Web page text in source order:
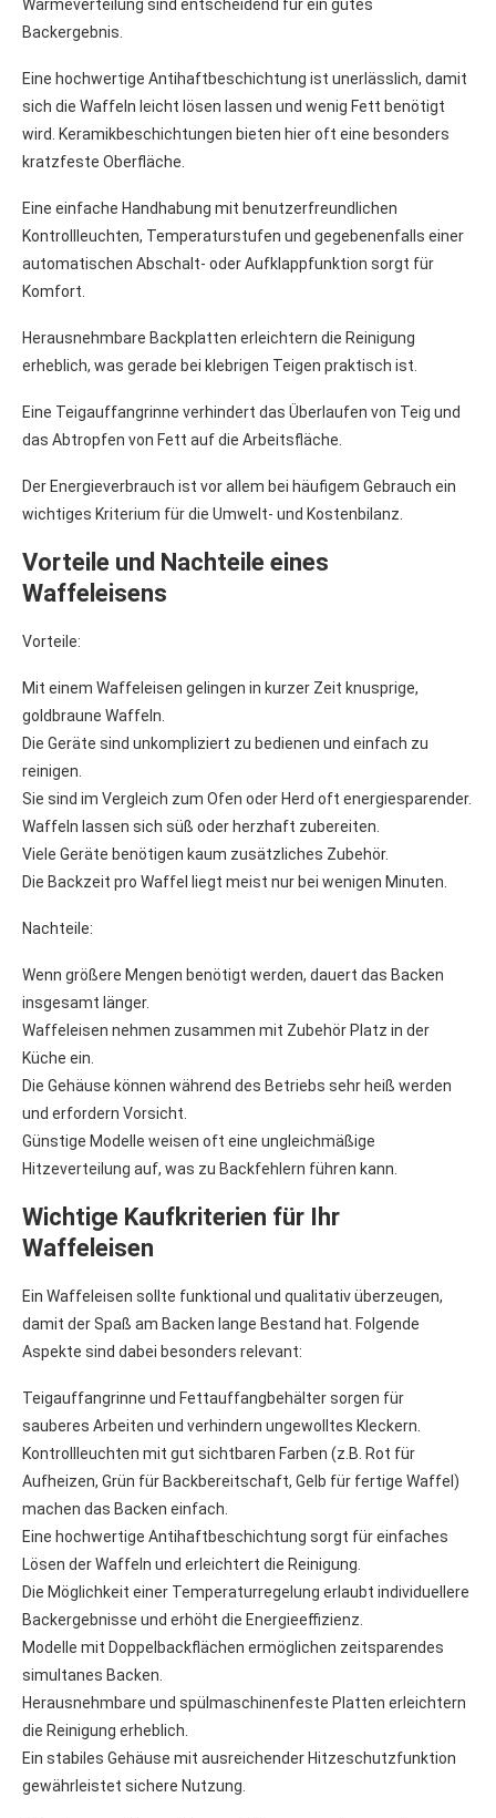
Wärmeverteilung sind entscheidend für ein gutes
Backergebnis.
Eine hochwertige Antihaftbeschichtung ist unerlässlich, damit
sich die Waffeln leicht lösen lassen und wenig Fett benötigt
wird. Keramikbeschichtungen bieten hier oft eine besonders
kratzfeste Oberfläche.
Eine einfache Handhabung mit benutzerfreundlichen
Kontrollleuchten, Temperaturstufen und gegebenenfalls einer
automatischen Abschalt- oder Aufklappfunktion sorgt für
Komfort.
Herausnehmbare Backplatten erleichtern die Reinigung
erheblich, was gerade bei klebrigen Teigen praktisch ist.
Eine Teigauffangrinne verhindert das Überlaufen von Teig und
das Abtropfen von Fett auf die Arbeitsfläche.
Der Energieverbrauch ist vor allem bei häufigem Gebrauch ein
wichtiges Kriterium für die Umwelt- und Kostenbilanz.
Vorteile und Nachteile eines
Waffeleisens
Vorteile:
Mit einem Waffeleisen gelingen in kurzer Zeit knusprige,
goldbraune Waffeln.
Die Geräte sind unkompliziert zu bedienen und einfach zu
reinigen.
Sie sind im Vergleich zum Ofen oder Herd oft energiesparender.
Waffeln lassen sich süß oder herzhaft zubereiten.
Viele Geräte benötigen kaum zusätzliches Zubehör.
Die Backzeit pro Waffel liegt meist nur bei wenigen Minuten.
Nachteile:
Wenn größere Mengen benötigt werden, dauert das Backen
insgesamt länger.
Waffeleisen nehmen zusammen mit Zubehör Platz in der
Küche ein.
Die Gehäuse können während des Betriebs sehr heiß werden
und erfordern Vorsicht.
Günstige Modelle weisen oft eine ungleichmäßige
Hitzeverteilung auf, was zu Backfehlern führen kann.
Wichtige Kaufkriterien für Ihr
Waffeleisen
Ein Waffeleisen sollte funktional und qualitativ überzeugen,
damit der Spaß am Backen lange Bestand hat. Folgende
Aspekte sind dabei besonders relevant:
Teigauffangrinne und Fettauffangbehälter sorgen für
sauberes Arbeiten und verhindern ungewolltes Kleckern.
Kontrollleuchten mit gut sichtbaren Farben (z.B. Rot für
Aufheizen, Grün für Backbereitschaft, Gelb für fertige Waffel)
machen das Backen einfach.
Eine hochwertige Antihaftbeschichtung sorgt für einfaches
Lösen der Waffeln und erleichtert die Reinigung.
Die Möglichkeit einer Temperaturregelung erlaubt individuellere
Backergebnisse und erhöht die Energieeffizienz.
Modelle mit Doppelbackflächen ermöglichen zeitsparendes
simultanes Backen.
Herausnehmbare und spülmaschinenfeste Platten erleichtern
die Reinigung erheblich.
Ein stabiles Gehäuse mit ausreichender Hitzeschutzfunktion
gewährleistet sichere Nutzung.